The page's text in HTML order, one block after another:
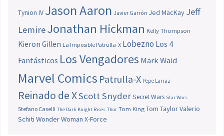
Tynion IV Jason Aaron Javier Garrón Jed MacKay Jeff
LemireJonathan Hickman Kelly Thompson
Kieron Gillen La Imposible Patrulla-X Lobezno Los 4
Fantásticos Los Vengadores Mark Waid
Marvel Comics Patrulla-X Pepe Larraz
Reinado de XScott SnyderSecret Wars Star Wars
Stefano Caselli The Dark Knight Rises Thor Tom King Tom TaylorValerio
Schiti Wonder Woman X-Force